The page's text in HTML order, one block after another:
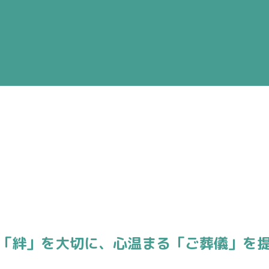
絆」を大切に、 心温まる「ご葬儀」を